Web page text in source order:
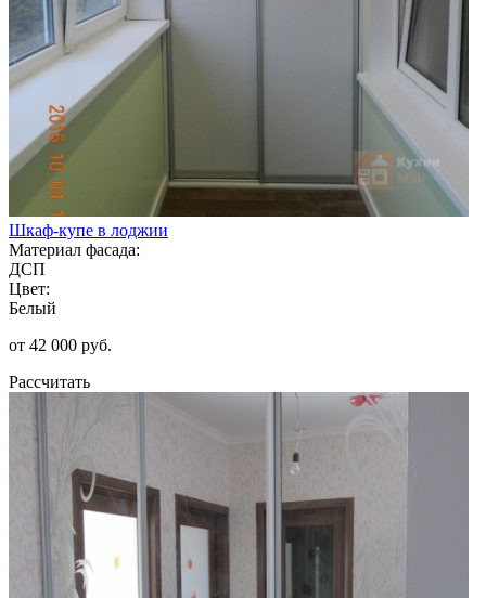
Шкаф-купе в лоджии
Материал фасада:
ДСП
Цвет:
Белый
от 42 000 руб.
Рассчитать